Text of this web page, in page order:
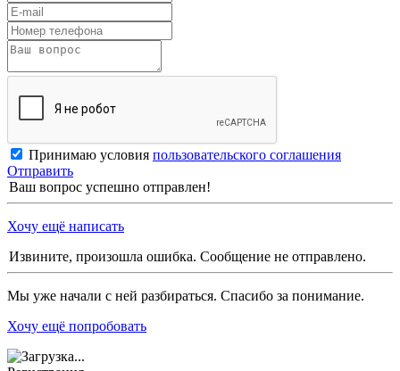
Принимаю условия пользовательского соглашения
Отправить
Ваш вопрос успешно отправлен!
Хочу ещё написать
Извините, произошла ошибка. Сообщение не отправлено.
Мы уже начали с ней разбираться. Спасибо за понимание.
Хочу ещё попробовать